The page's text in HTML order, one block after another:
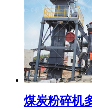
煤炭粉碎机